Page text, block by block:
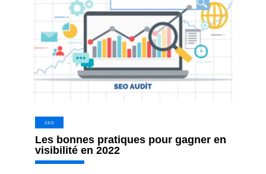
SEO
Les bonnes pratiques pour gagner en
visibilité en 2022